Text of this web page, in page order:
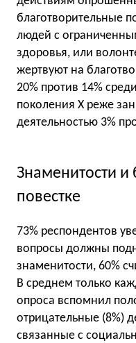
благотворительные
людей с
здоровья, или
жертвуют на
20% против 14%
поколения X реже
деятельностью 3%
Знаменитости и
повестке
73% респондентов
вопросы должны
знаменитости, 60%
В среднем только
опроса вспомнил
отрицательные (8%)
связанные с